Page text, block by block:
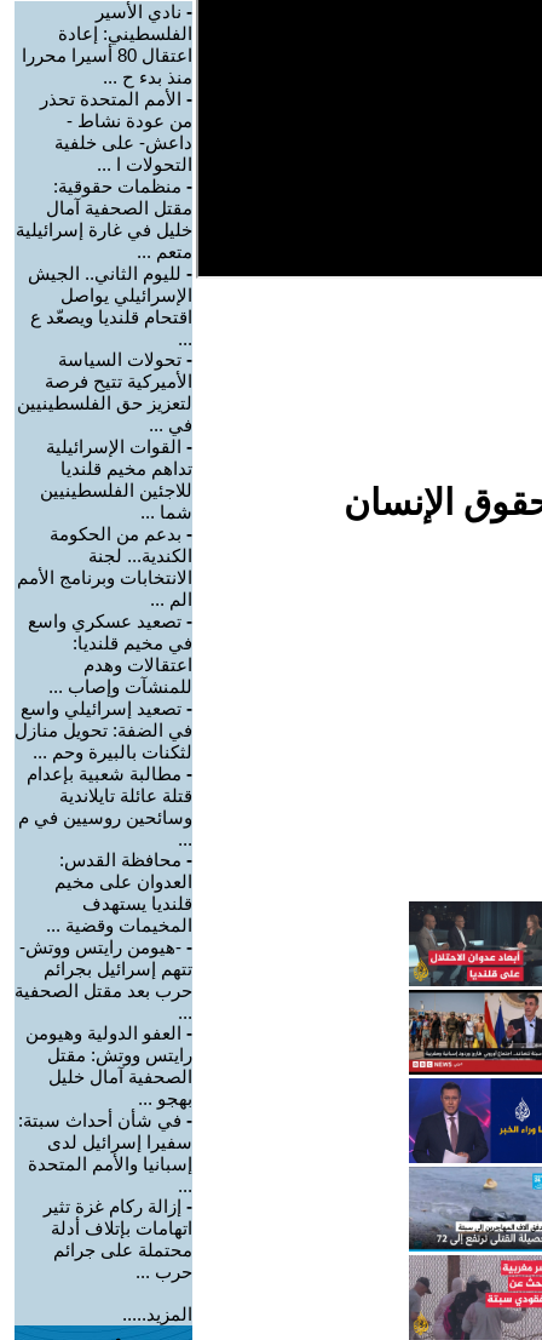
الإنسان
- نادي الأسير
الفلسطيني: إعادة
اعتقال 80 أسيرا محررا
منذ بدء ح ...
- الأمم المتحدة تحذر
من عودة نشاط -
داعش- على خلفية
التحولات ا ...
- منظمات حقوقية:
مقتل الصحفية آمال
خليل في غارة إسرائيلية
متعم ...
- لليوم الثاني.. الجيش
الإسرائيلي يواصل
اقتحام قلنديا ويصعّد ع
...
- تحولات السياسة
الأميركية تتيح فرصة
لتعزيز حق الفلسطينيين
في ...
- القوات الإسرائيلية
تداهم مخيم قلنديا
للاجئين الفلسطينيين
شما ...
- بدعم من الحكومة
الكندية... لجنة
الانتخابات وبرنامج الأمم
الم ...
- تصعيد عسكري واسع
في مخيم قلنديا:
اعتقالات وهدم
للمنشآت وإصاب ...
- تصعيد إسرائيلي واسع
في الضفة: تحويل منازل
لثكنات بالبيرة وحم ...
- مطالبة شعبية بإعدام
قتلة عائلة تايلاندية
وسائحين روسيين في م
...
- محافظة القدس:
العدوان على مخيم
قلنديا يستهدف
المخيمات وقضية ...
- -هيومن رايتس ووتش-
تتهم إسرائيل بجرائم
حرب بعد مقتل الصحفية
...
- العفو الدولية وهيومن
رايتس ووتش: مقتل
الصحفية آمال خليل
بهجو ...
- في شأن أحداث سبتة:
سفيرا إسرائيل لدى
إسبانيا والأمم المتحدة
...
- إزالة ركام غزة تثير
اتهامات بإتلاف أدلة
محتملة على جرائم
حرب ...
المزيد.....